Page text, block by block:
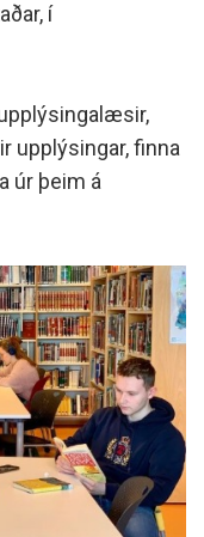
í
upplýsingar, finna
úr þeim á